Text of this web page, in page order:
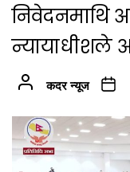
निवेदनमाथि
न्यायाधीशले
कदर न्यूज